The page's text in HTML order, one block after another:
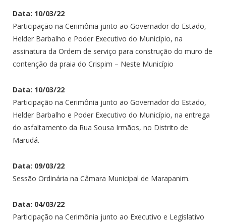
Data: 10/03/22
Participação na Cerimônia junto ao Governador do Estado,
Helder Barbalho e Poder Executivo do Município, na
assinatura da Ordem de serviço para construção do muro de
contenção da praia do Crispim – Neste Município
Data: 10/03/22
Participação na Cerimônia junto ao Governador do Estado,
Helder Barbalho e Poder Executivo do Município, na entrega
do asfaltamento da Rua Sousa Irmãos, no Distrito de
Marudá.
Data: 09/03/22
Sessão Ordinária na Câmara Municipal de Marapanim.
Data: 04/03/22
Participação na Cerimônia junto ao Executivo e Legislativo